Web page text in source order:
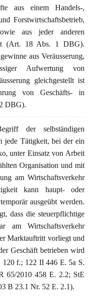
aus einem Handels-,
Forstwirtschaftsbetrieb,
aus jeder anderen
(Art. 18 Abs. 1 DBG).
aus Veräusserung,
Aufwertung von
gleichgestellt ist
von Geschäfts- in
DBG).
der selbständigen
jede Tätigkeit, bei der ein
unter Einsatz von Arbeit
Organisation und mit
am Wirtschaftsverkehr
kann haupt- oder
ausgeübt werden.
dass die steuerpflichtige
am Wirtschaftsverkehr
Marktauftritt vorliegt und
Geschäft betrieben wird
f.; 122 II 446 E. 5a S.
65/2010 458 E. 2.2; StE
B 23.1 Nr. 52 E. 2.1).